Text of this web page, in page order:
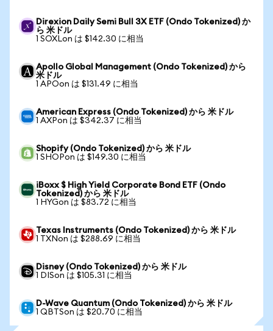
Direxion Daily Semi Bull 3X ETF (Ondo Tokenized) か
ら 米ドル
1 SOXLon は $142.30 に相当
Apollo Global Management (Ondo Tokenized) から
米ドル
1 APOon は $131.49 に相当
American Express (Ondo Tokenized) から 米ドル
1 AXPon は $342.37 に相当
Shopify (Ondo Tokenized) から 米ドル
1 SHOPon は $149.30 に相当
iBoxx $ High Yield Corporate Bond ETF (Ondo
Tokenized) から 米ドル
1 HYGon は $83.72 に相当
Texas Instruments (Ondo Tokenized) から 米ドル
1 TXNon は $288.69 に相当
Disney (Ondo Tokenized) から 米ドル
1 DISon は $105.31 に相当
D-Wave Quantum (Ondo Tokenized) から 米ドル
1 QBTSon は $20.70 に相当